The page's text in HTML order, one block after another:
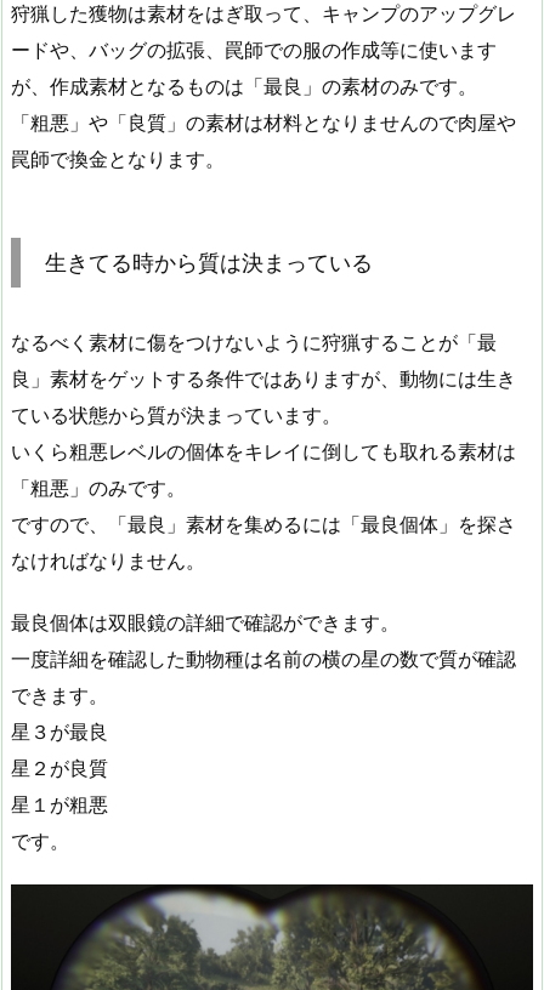
狩猟した獲物は素材をはぎ取って、キャンプのアップグレ
ードや、バッグの拡張、罠師での服の作成等に使います
が、作成素材となるものは「最良」の素材のみです。
「粗悪」や「良質」の素材は材料となりませんので肉屋や
罠師で換金となります。
生きてる時から質は決まっている
なるべく素材に傷をつけないように狩猟することが「最
良」素材をゲットする条件ではありますが、動物には生き
ている状態から質が決まっています。
いくら粗悪レベルの個体をキレイに倒しても取れる素材は
「粗悪」のみです。
ですので、「最良」素材を集めるには「最良個体」を探さ
なければなりません。
最良個体は双眼鏡の詳細で確認ができます。
一度詳細を確認した動物種は名前の横の星の数で質が確認
できます。
星３が最良
星２が良質
星１が粗悪
です。